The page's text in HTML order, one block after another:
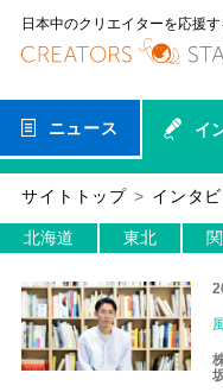
日本中のクリエイターを応援
ニュース イ
サイトトップ インタ
北海道 東北